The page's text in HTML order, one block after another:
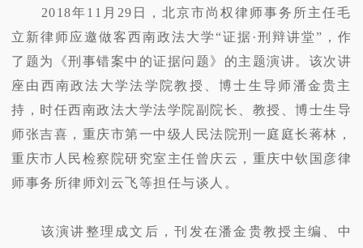
2018年11月29日，北京市尚权律师事务所主任毛
立新律师应邀做客西南政法大学“证据·刑辩讲堂”，作
了题为《刑事错案中的证据问题》的主题演讲。该次讲
座由西南政法大学法学院教授、博士生导师潘金贵主
持，时任西南政法大学法学院副院长、教授、博士生导
师张吉喜，重庆市第一中级人民法院刑一庭庭长蒋林，
重庆市人民检察院研究室主任曾庆云，重庆中钦国彦律
师事务所律师刘云飞等担任与谈人。
该演讲整理成文后，刊发在潘金贵教授主编、中